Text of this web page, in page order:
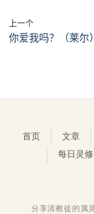
上一个
你爱我吗？（莱尔）
首页 文章
每日灵修